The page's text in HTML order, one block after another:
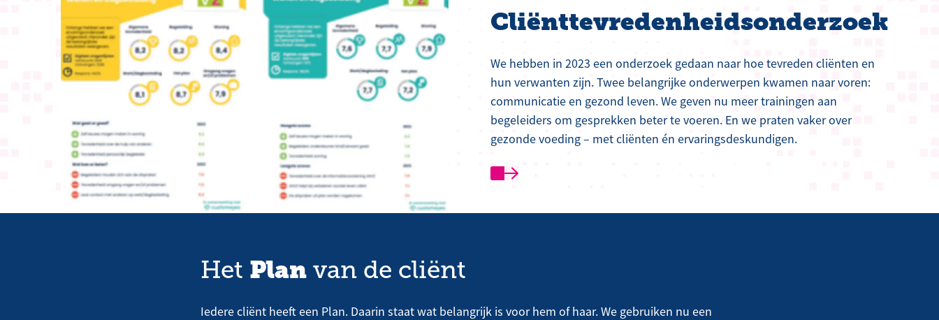
Cliënttevredenheidsonderzoek
We hebben in 2023 een onderzoek gedaan naar hoe tevreden cliënten en
hun verwanten zijn. Twee belangrijke onderwerpen kwamen naar voren:
communicatie en gezond leven. We geven nu meer trainingen aan
begeleiders om gesprekken beter te voeren. En we praten vaker over
gezonde voeding – met cliënten én ervaringsdeskundigen.
Het Plan van de cliënt
Iedere cliënt heeft een Plan. Daarin staat wat belangrijk is voor hem of haar. We gebruiken nu een